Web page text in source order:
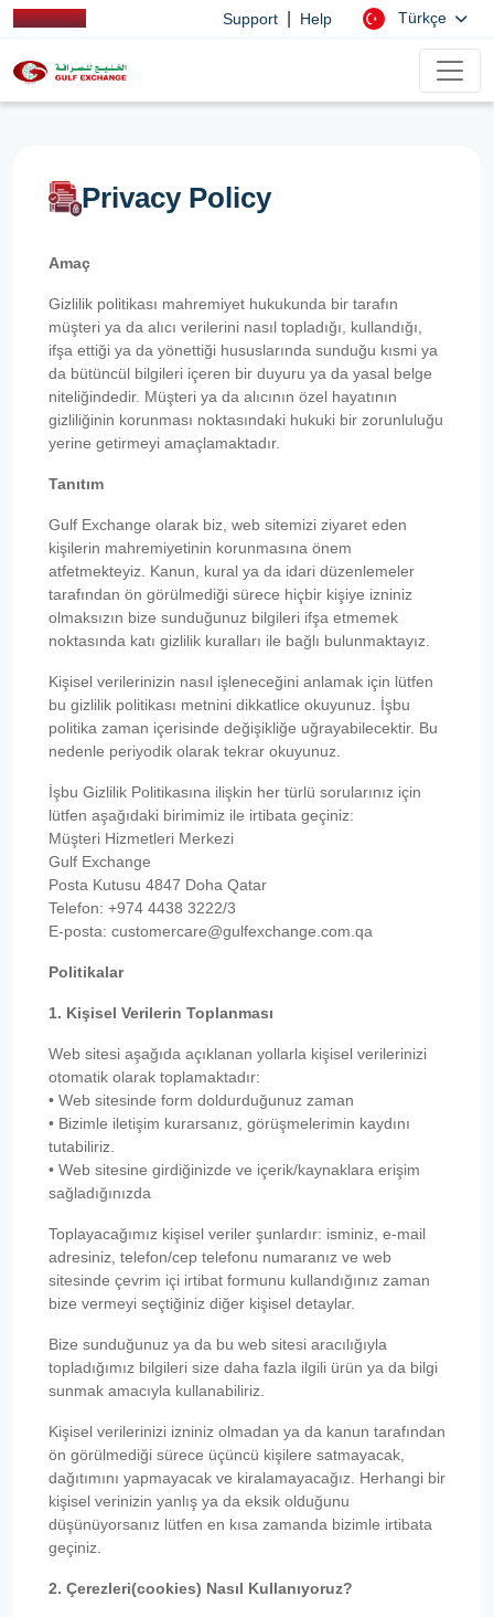
Support Help Türkçe
Privacy Policy
Amaç
Gizlilik politikası mahremiyet hukukunda bir tarafın
müşteri ya da alıcı verilerini nasıl topladığı, kullandığı,
ifşa ettiği ya da yönettiği hususlarında sunduğu kısmi ya
da bütüncül bilgileri içeren bir duyuru ya da yasal belge
niteliğindedir. Müşteri ya da alıcının özel hayatının
gizliliğinin korunması noktasındaki hukuki bir zorunluluğu
yerine getirmeyi amaçlamaktadır.
Tanıtım
Gulf Exchange olarak biz, web sitemizi ziyaret eden
kişilerin mahremiyetinin korunmasına önem
atfetmekteyiz. Kanun, kural ya da idari düzenlemeler
tarafından ön görülmediği sürece hiçbir kişiye izniniz
olmaksızın bize sunduğunuz bilgileri ifşa etmemek
noktasında katı gizlilik kuralları ile bağlı bulunmaktayız.
Kişisel verilerinizin nasıl işleneceğini anlamak için lütfen
bu gizlilik politikası metnini dikkatlice okuyunuz. İşbu
politika zaman içerisinde değişikliğe uğrayabilecektir. Bu
nedenle periyodik olarak tekrar okuyunuz.
İşbu Gizlilik Politikasına ilişkin her türlü sorularınız için
lütfen aşağıdaki birimimiz ile irtibata geçiniz:
Müşteri Hizmetleri Merkezi
Gulf Exchange
Posta Kutusu 4847 Doha Qatar
Telefon: +974 4438 3222/3
E-posta: customercare@gulfexchange.com.qa
Politikalar
1. Kişisel Verilerin Toplanması
Web sitesi aşağıda açıklanan yollarla kişisel verilerinizi
otomatik olarak toplamaktadır:
• Web sitesinde form doldurduğunuz zaman
• Bizimle iletişim kurarsanız, görüşmelerimin kaydını
tutabiliriz.
• Web sitesine girdiğinizde ve içerik/kaynaklara erişim
sağladığınızda
Toplayacağımız kişisel veriler şunlardır: isminiz, e-mail
adresiniz, telefon/cep telefonu numaranız ve web
sitesinde çevrim içi irtibat formunu kullandığınız zaman
bize vermeyi seçtiğiniz diğer kişisel detaylar.
Bize sunduğunuz ya da bu web sitesi aracılığıyla
topladığımız bilgileri size daha fazla ilgili ürün ya da bilgi
sunmak amacıyla kullanabiliriz.
Kişisel verilerinizi izniniz olmadan ya da kanun tarafından
ön görülmediği sürece üçüncü kişilere satmayacak,
dağıtımını yapmayacak ve kiralamayacağız. Herhangi bir
kişisel verinizin yanlış ya da eksik olduğunu
düşünüyorsanız lütfen en kısa zamanda bizimle irtibata
geçiniz.
2. Çerezleri(cookies) Nasıl Kullanıyoruz?